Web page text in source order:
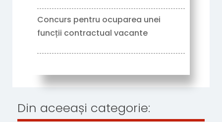
Concurs pentru ocuparea unei
funcții contractual vacante
Din aceeași categorie: